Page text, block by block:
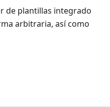
de plantillas integrado
arbitraria, así como